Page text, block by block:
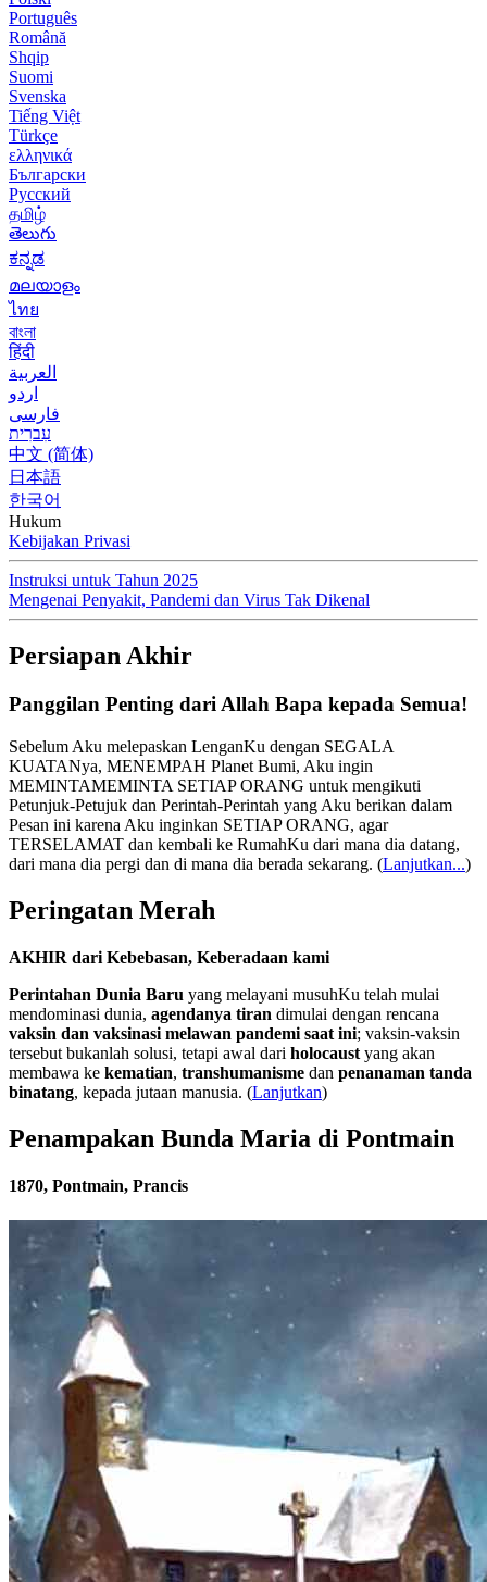
Português
Română
Shqip
Suomi
Svenska
Tiếng Việt
Türkçe
ελληνικά
Български
Русский
தமிழ்
తెలుగు
ಕನ್ನಡ
മലയാളം
ไทย
বাংলা
हिंदी
العربية
اردو
فارسی
עִברִית
中文 (简体)
日本語
한국어
Hukum
Kebijakan Privasi
Instruksi untuk Tahun 2025
Mengenai Penyakit, Pandemi dan Virus Tak Dikenal
Persiapan Akhir
Panggilan Penting dari Allah Bapa kepada Semua!
Sebelum Aku melepaskan LenganKu dengan SEGALA
KUATANya, MENEMPAH Planet Bumi, Aku ingin
MEMINTAMEMINTA SETIAP ORANG untuk mengikuti
Petunjuk-Petujuk dan Perintah-Perintah yang Aku berikan dalam
Pesan ini karena Aku inginkan SETIAP ORANG, agar
TERSELAMAT dan kembali ke RumahKu dari mana dia datang,
dari mana dia pergi dan di mana dia berada sekarang. (Lanjutkan...)
Peringatan Merah
AKHIR dari Kebebasan, Keberadaan kami
Perintahan Dunia Baru yang melayani musuhKu telah mulai
mendominasi dunia, agendanya tiran dimulai dengan rencana
vaksin dan vaksinasi melawan pandemi saat ini; vaksin-vaksin
tersebut bukanlah solusi, tetapi awal dari holocaust yang akan
membawa ke kematian, transhumanisme dan penanaman tanda
binatang, kepada jutaan manusia. (Lanjutkan)
Penampakan Bunda Maria di Pontmain
1870, Pontmain, Prancis